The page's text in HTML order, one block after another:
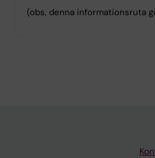
(obs, denna informationsruta